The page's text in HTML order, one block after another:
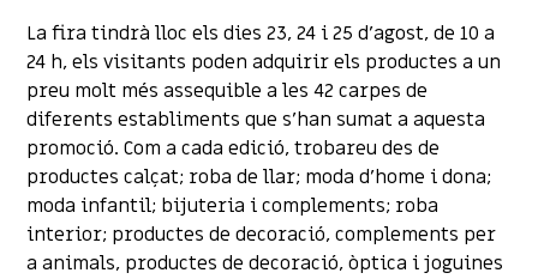
La fira tindrà lloc els dies 23, 24 i 25 d’agost, de 10 a
24 h, els visitants poden adquirir els productes a un
preu molt més assequible a les 42 carpes de
diferents establiments que s’han sumat a aquesta
promoció. Com a cada edició, trobareu des de
productes calçat; roba de llar; moda d’home i dona;
moda infantil; bijuteria i complements; roba
interior; productes de decoració, complements per
a animals, productes de decoració, òptica i joguines